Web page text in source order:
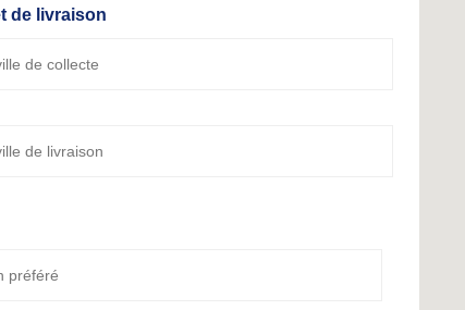
de livraison